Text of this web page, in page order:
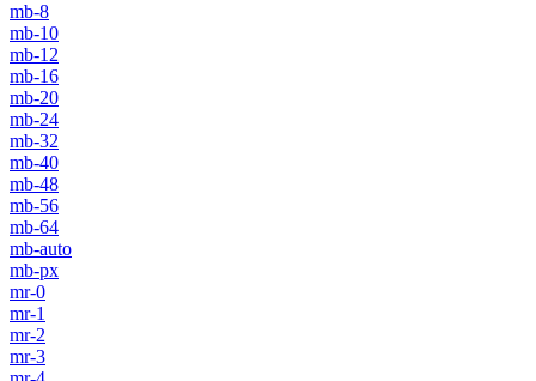
mb-8
mb-10
mb-12
mb-16
mb-20
mb-24
mb-32
mb-40
mb-48
mb-56
mb-64
mb-auto
mb-px
mr-0
mr-1
mr-2
mr-3